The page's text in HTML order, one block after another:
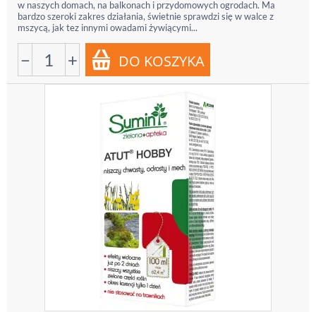
w naszych domach, na balkonach i przydomowych ogrodach. Ma
bardzo szeroki zakres działania, świetnie sprawdzi się w walce z
mszycą, jak tez innymi owadami żywiącymi...
− +